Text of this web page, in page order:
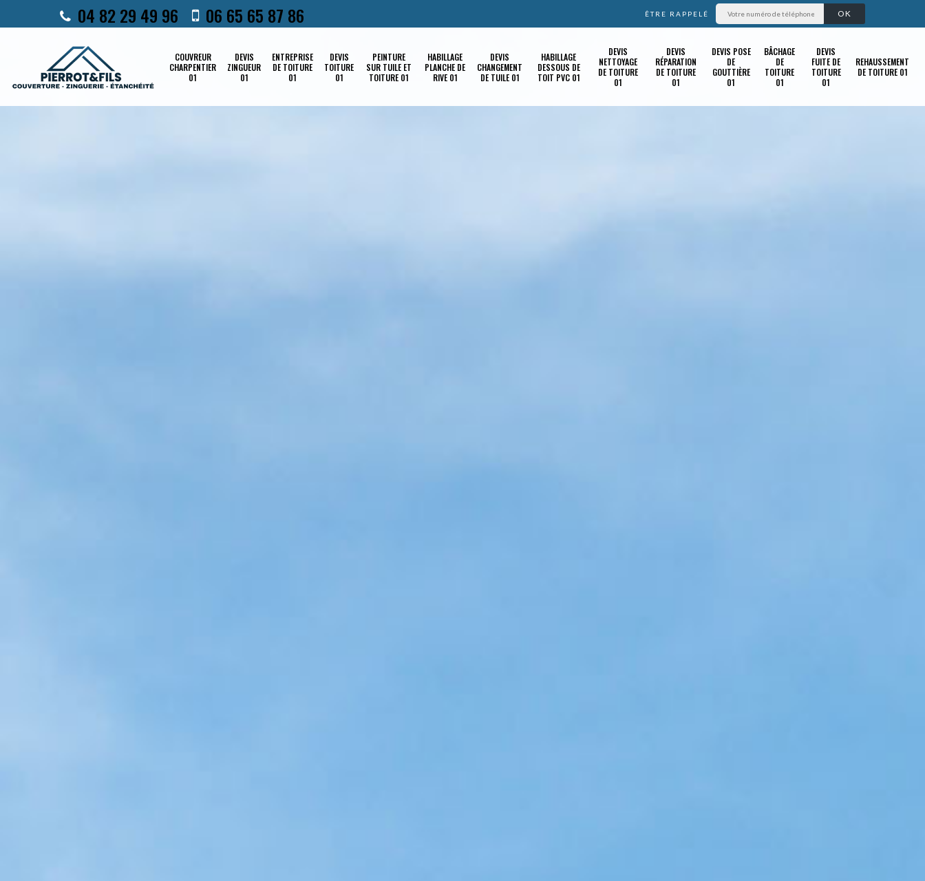
04 82 29 49 96 06 65 65 87 86 ÊTRE RAPPELÉ
COUVREUR
CHARPENTIER
01
DEVIS
ZINGUEUR
01
ENTREPRISE
DE TOITURE
01
DEVIS
TOITURE
01
PEINTURE
SUR TUILE ET
TOITURE 01
HABILLAGE
PLANCHE DE
RIVE 01
DEVIS
CHANGEMENT
DE TUILE 01
HABILLAGE
DESSOUS DE
TOIT PVC 01
DEVIS
NETTOYAGE
DE TOITURE
01
DEVIS
RÉPARATION
DE TOITURE
01
DEVIS POSE
DE
GOUTTIÈRE
01
BÂCHAGE
DE
TOITURE
01
DEVIS
FUITE DE
TOITURE
01
REHAUSSEMENT
DE TOITURE 01